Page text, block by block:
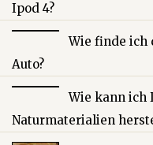
Ipod 4?
Wie finde ich
Auto?
Wie kann ich
Naturmaterialien